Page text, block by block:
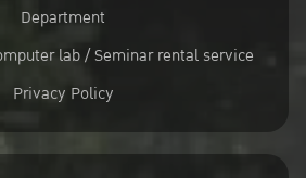
Department
lab / Seminar rental service
Privacy Policy